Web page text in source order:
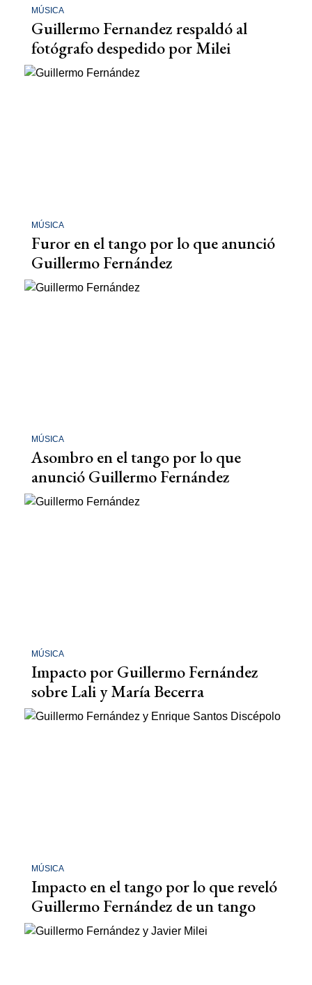
MÚSICA
Guillermo Fernandez respaldó al
fotógrafo despedido por Milei
MÚSICA
Furor en el tango por lo que anunció
Guillermo Fernández
MÚSICA
Asombro en el tango por lo que
anunció Guillermo Fernández
MÚSICA
Impacto por Guillermo Fernández
sobre Lali y María Becerra
MÚSICA
Impacto en el tango por lo que reveló
Guillermo Fernández de un tango